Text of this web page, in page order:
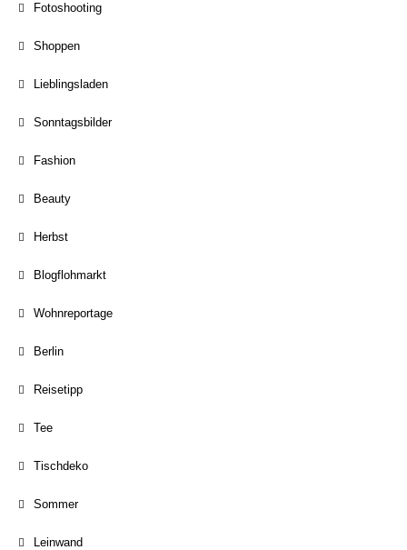
Fotoshooting
Shoppen
Lieblingsladen
Sonntagsbilder
Fashion
Beauty
Herbst
Blogflohmarkt
Wohnreportage
Berlin
Reisetipp
Tee
Tischdeko
Sommer
Leinwand